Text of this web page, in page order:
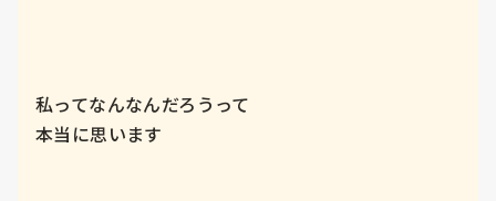
私ってなんなんだろうって
本当に思います